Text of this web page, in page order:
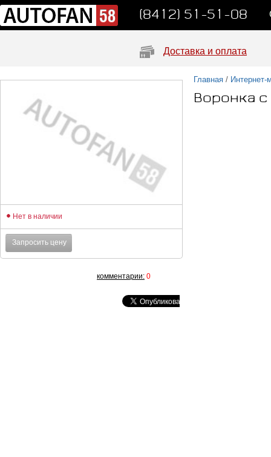
(8412) 51-51-08
Доставка и оплата
Главная / Интернет-
Воронка с
Нет в наличии
Запросить цену
комментарии: 0